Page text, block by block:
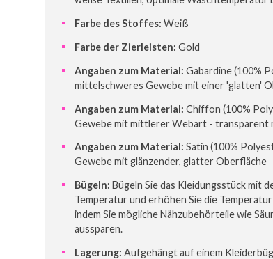
Farbe des Stoffes: Weiß
Farbe der Zierleisten: Gold
Angaben zum Material: Gabardine (100%
mittelschweres Gewebe mit einer 'glatten'
Angaben zum Material: Chiffon (100%
Gewebe mit mittlerer Webart - transparent
Angaben zum Material: Satin (100%
Gewebe mit glänzender, glatter Oberfläche
Bügeln: Bügeln Sie das Kleidungsstück mit
Temperatur und erhöhen Sie die
indem Sie mögliche Nähzubehörteile wie
aussparen.
Lagerung: Aufgehängt auf einem